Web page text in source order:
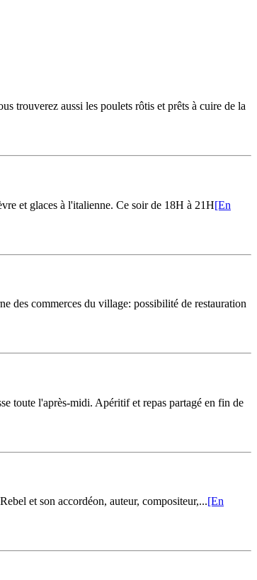
trouverez aussi les poulets rôtis et prêts à cuire de la
et glaces à l'italienne. Ce soir de 18H à 21H[En
des commerces du village: possibilité de restauration
toute l'après-midi. Apéritif et repas partagé en fin de
et son accordéon, auteur, compositeur,...[En